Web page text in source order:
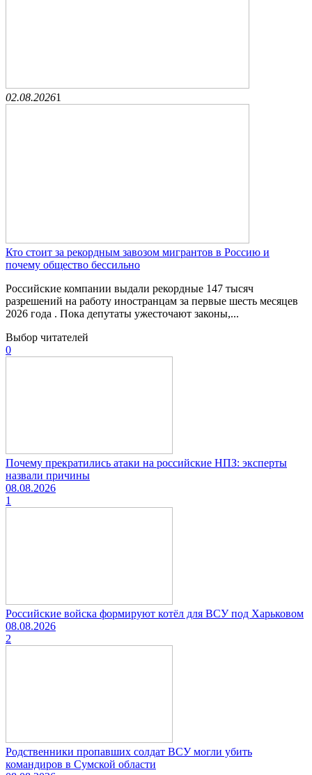
02.08.20261
Кто стоит за рекордным завозом мигрантов в Россию и
почему общество бессильно
Российские компании выдали рекордные 147 тысяч
разрешений на работу иностранцам за первые шесть месяцев
2026 года . Пока депутаты ужесточают законы,...
Выбор читателей
0
Почему прекратились атаки на российские НПЗ: эксперты
назвали причины
08.08.2026
1
Российские войска формируют котёл для ВСУ под Харьковом
08.08.2026
2
Родственники пропавших солдат ВСУ могли убить
командиров в Сумской области